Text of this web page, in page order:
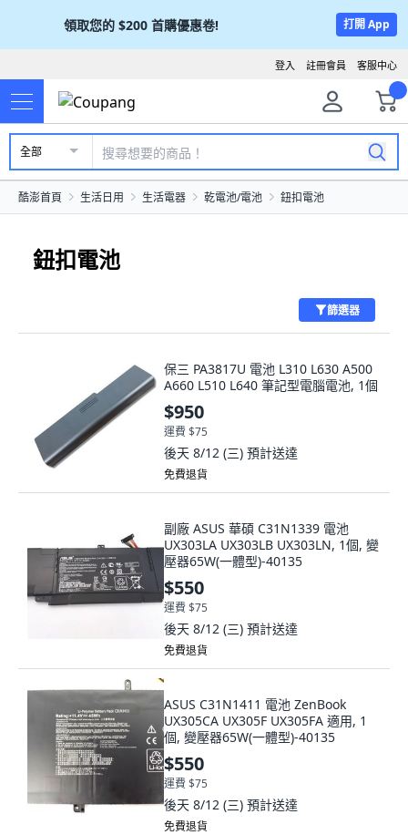
領取您的 $200 首購優惠卷! 打開 App
客服中心
註冊會員
登入
全部
酷澎首頁 生活日用 生活電器 乾電池/電池 鈕扣電池
鈕扣電池
篩選器
保三 PA3817U 電池 L310 L630 A500
A660 L510 L640 筆記型電腦電池, 1個
$950
運費 $75
後天 8/12 (三) 預計送達
免費退貨
副廠 ASUS 華碩 C31N1339 電池
UX303LA UX303LB UX303LN, 1個, 變
壓器65W(一體型)-40135
$550
運費 $75
後天 8/12 (三) 預計送達
免費退貨
ASUS C31N1411 電池 ZenBook
UX305CA UX305F UX305FA 適用, 1
個, 變壓器65W(一體型)-40135
$550
運費 $75
後天 8/12 (三) 預計送達
免費退貨